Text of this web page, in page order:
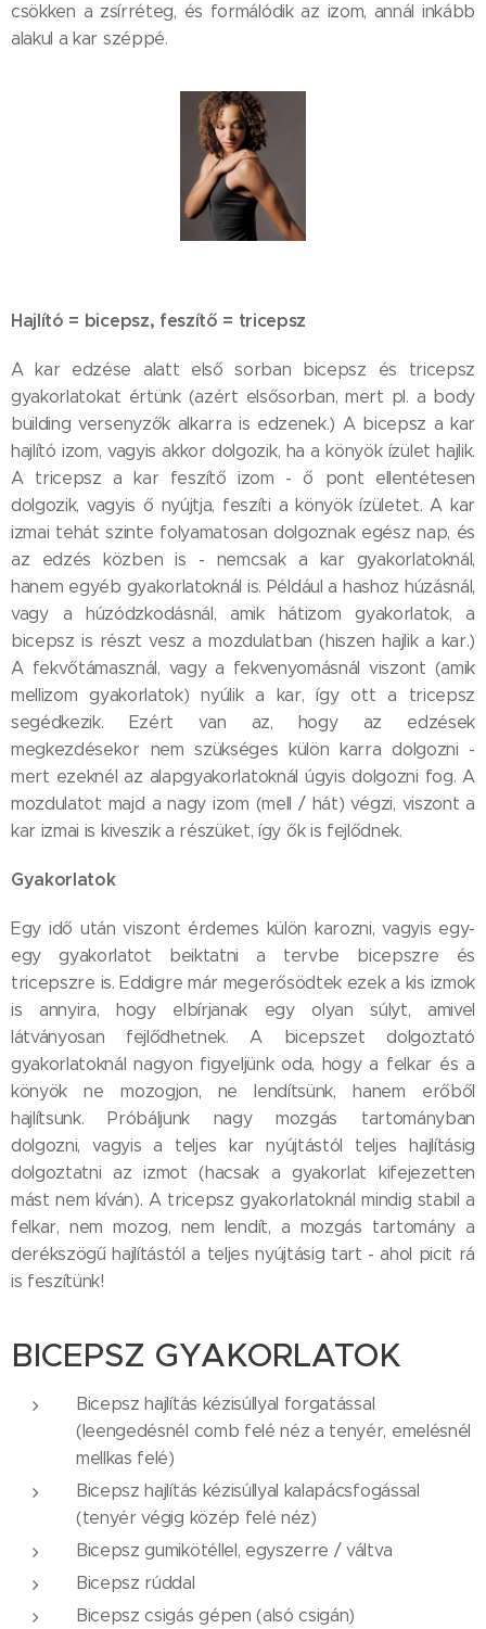
csökken a zsírréteg, és formálódik az izom, annál inkább
alakul a kar széppé.
Hajlító = bicepsz, feszítő = tricepsz
A kar edzése alatt első sorban bicepsz és tricepsz
gyakorlatokat értünk (azért elsősorban, mert pl. a body
building versenyzők alkarra is edzenek.) A bicepsz a kar
hajlító izom, vagyis akkor dolgozik, ha a könyök ízület hajlik.
A tricepsz a kar feszítő izom - ő pont ellentétesen
dolgozik, vagyis ő nyújtja, feszíti a könyök ízületet. A kar
izmai tehát szinte folyamatosan dolgoznak egész nap, és
az edzés közben is - nemcsak a kar gyakorlatoknál,
hanem egyéb gyakorlatoknál is. Például a hashoz húzásnál,
vagy a húzódzkodásnál, amik hátizom gyakorlatok, a
bicepsz is részt vesz a mozdulatban (hiszen hajlik a kar.)
A fekvőtámasznál, vagy a fekvenyomásnál viszont (amik
mellizom gyakorlatok) nyúlik a kar, így ott a tricepsz
segédkezik. Ezért van az, hogy az edzések
megkezdésekor nem szükséges külön karra dolgozni -
mert ezeknél az alapgyakorlatoknál úgyis dolgozni fog. A
mozdulatot majd a nagy izom (mell / hát) végzi, viszont a
kar izmai is kiveszik a részüket, így ők is fejlődnek.
Gyakorlatok
Egy idő után viszont érdemes külön karozni, vagyis egy-
egy gyakorlatot beiktatni a tervbe bicepszre és
tricepszre is. Eddigre már megerősödtek ezek a kis izmok
is annyira, hogy elbírjanak egy olyan súlyt, amivel
látványosan fejlődhetnek. A bicepszet dolgoztató
gyakorlatoknál nagyon figyeljünk oda, hogy a felkar és a
könyök ne mozogjon, ne lendítsünk, hanem erőből
hajlítsunk. Próbáljunk nagy mozgás tartományban
dolgozni, vagyis a teljes kar nyújtástól teljes hajlításig
dolgoztatni az izmot (hacsak a gyakorlat kifejezetten
mást nem kíván). A tricepsz gyakorlatoknál mindig stabil a
felkar, nem mozog, nem lendít, a mozgás tartomány a
derékszögű hajlítástól a teljes nyújtásig tart - ahol picit rá
is feszítünk!
BICEPSZ GYAKORLATOK
Bicepsz hajlítás kézisúllyal forgatással
(leengedésnél comb felé néz a tenyér, emelésnél
mellkas felé)
Bicepsz hajlítás kézisúllyal kalapácsfogással
(tenyér végig közép felé néz)
Bicepsz gumikötéllel, egyszerre / váltva
Bicepsz rúddal
Bicepsz csigás gépen (alsó csigán)